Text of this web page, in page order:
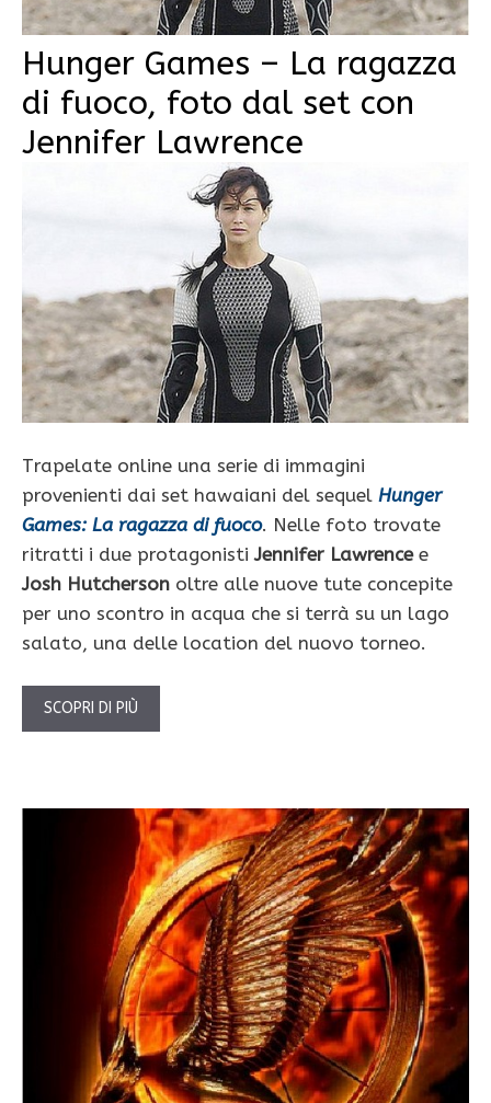
Hunger Games – La ragazza
di fuoco, foto dal set con
Jennifer Lawrence
Trapelate online una serie di immagini
provenienti dai set hawaiani del sequel Hunger
Games: La ragazza di fuoco. Nelle foto trovate
ritratti i due protagonistiJennifer Lawrencee
Josh Hutcherson oltre alle nuove tute concepite
per uno scontro in acqua che si terrà su un lago
salato, una delle location del nuovo torneo.
SCOPRI DI PIÙ